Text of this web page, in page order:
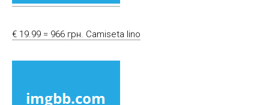
€ 19.99 = 966 грн. Camiseta lino